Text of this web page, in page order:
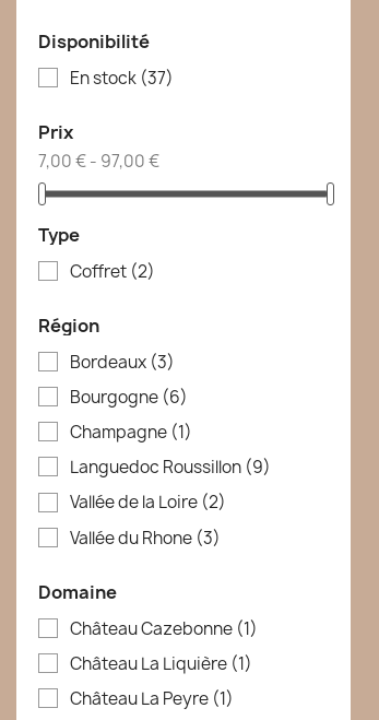
Disponibilité
En stock (37)
Prix
7,00 € - 97,00 €
Type
Coffret (2)
Région
Bordeaux (3)
Bourgogne (6)
Champagne (1)
Languedoc Roussillon (9)
Vallée de la Loire (2)
Vallée du Rhone (3)
Domaine
Château Cazebonne (1)
Château La Liquière (1)
Château La Peyre (1)